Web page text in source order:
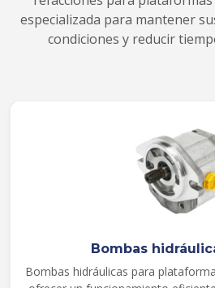
especializada para mantener
condiciones y reducir
Bombas
Bombas hidráulicas para